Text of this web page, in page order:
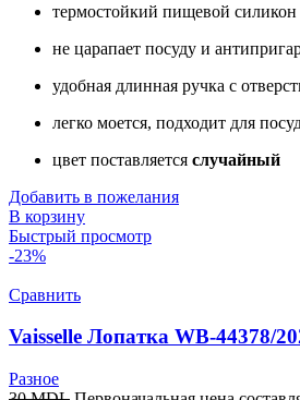
термостойкий пищевой силикон
не царапает посуду и
удобная длинная ручка с
легко моется, подходит для
цвет поставляется случайный
Добавить в пожелания
В корзину
Быстрый просмотр
-23%
Сравнить
Vaisselle Лопатка WB-44378/
Разное